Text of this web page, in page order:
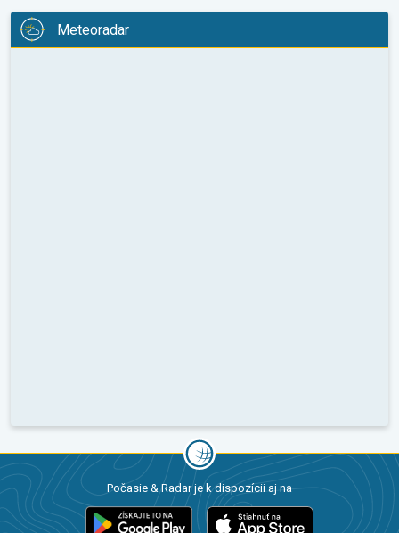
Meteoradar
Počasie & Radar je k dispozícii aj na